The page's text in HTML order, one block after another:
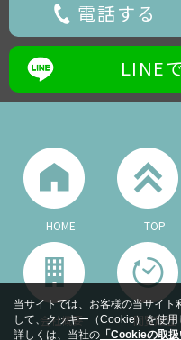
電話する
LINE
HOME TOP
会社概要 閲覧履歴
当サイトでは、お客様の当サイト
して、クッキー（Cookie）を使用
詳しくは、当社の 「Cookieの取